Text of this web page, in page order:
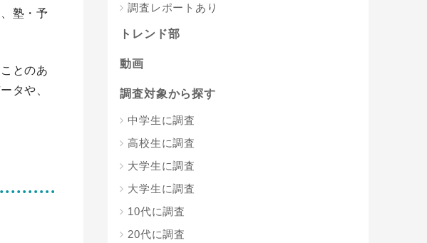
塾・予
とのあ
タや、
調査レポートあり
トレンド部
動画
調査対象から探す
中学生に調査
高校生に調査
大学生に調査
大学生に調査
10代に調査
20代に調査